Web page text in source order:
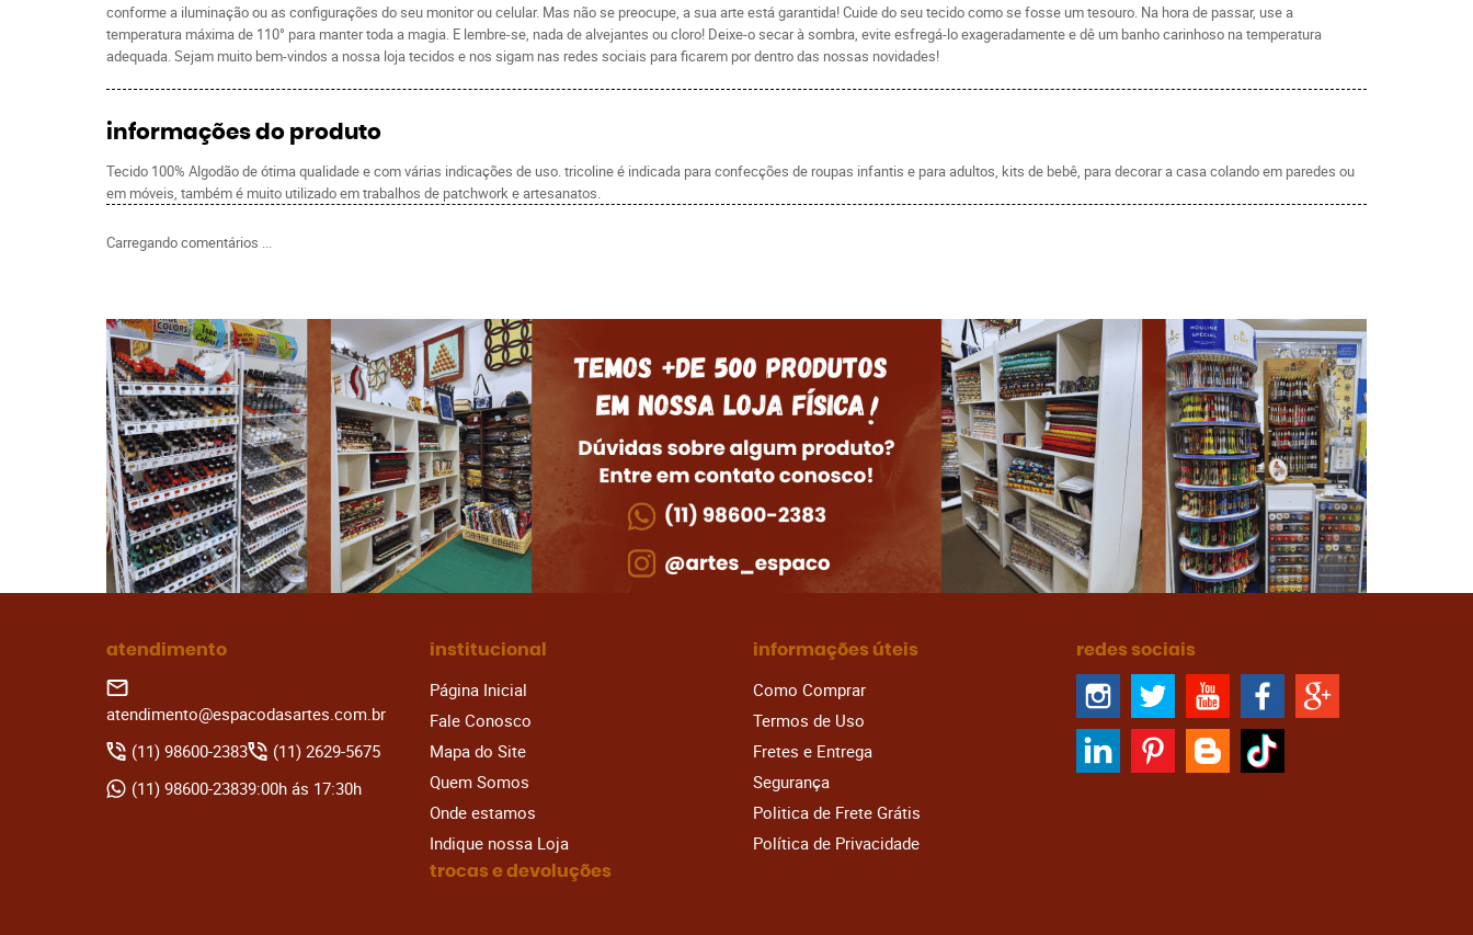
conforme a iluminação ou as configurações do seu monitor ou celular. Mas não se preocupe, a sua arte está garantida! Cuide do seu tecido como se fosse um tesouro. Na hora de passar, use a
temperatura máxima de 110° para manter toda a magia. E lembre-se, nada de alvejantes ou cloro! Deixe-o secar à sombra, evite esfregá-lo exageradamente e dê um banho carinhoso na temperatura
adequada. Sejam muito bem-vindos a nossa loja tecidos e nos sigam nas redes sociais para ficarem por dentro das nossas novidades!
informações do produto
Tecido 100% Algodão de ótima qualidade e com várias indicações de uso. tricoline é indicada para confecções de roupas infantis e para adultos, kits de bebê, para decorar a casa colando em paredes ou
em móveis, também é muito utilizado em trabalhos de patchwork e artesanatos.
Carregando comentários ...
atendimento
(11) 98600-2383 (11) 2629-5675
(11) 98600-23839:00h ás 17:30h
atendimento@espacodasartes.com.br
institucional
Página Inicial
Fale Conosco
Mapa do Site
Quem Somos
Onde estamos
Indique nossa Loja
informações úteis
Como Comprar
Termos de Uso
Fretes e Entrega
Segurança
Politica de Frete Grátis
Política de Privacidade
trocas e devoluções
redes sociais